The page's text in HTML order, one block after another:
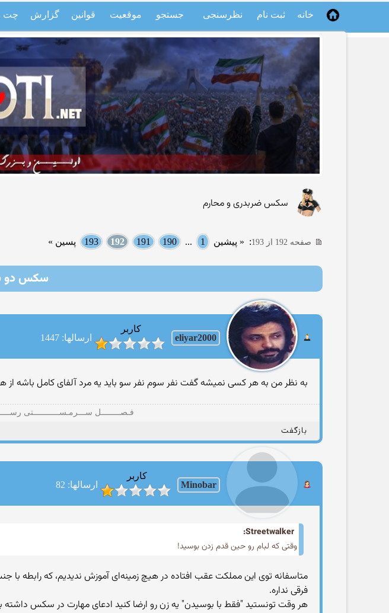
خانه ثبت نام نظرسنجی جستجو موقعیت قوانین گزارش چت
سکس ضربدری و محارم
صفحه 192 از 193 : « پیشین 1
...
190
191
192
193 پسین »
سکس دو
eliyar2000
کاربر
ارسالها: 1447
به نظر من به هر کسی نمیشه گفت نفر سوم نفر سو باید یه مرد آلفای کامل باشه
فـصــــــــل ســـرمـســـــــــــتی
بازگفت
Minobar
کاربر
ارسالها: 82
Streetwalker:
وقتی که لبام رو حین قدم زدن بوسید!
متاسفانه توی این مملکت عقب افتاده در هیچ زمینه‌ای آموزش ندیدیم، که
فرقی نداره.
هر وقت تونستید "فقط با بوسیدن" یه زن رو ارضا کنید ادعای مهارت در سکس داشته